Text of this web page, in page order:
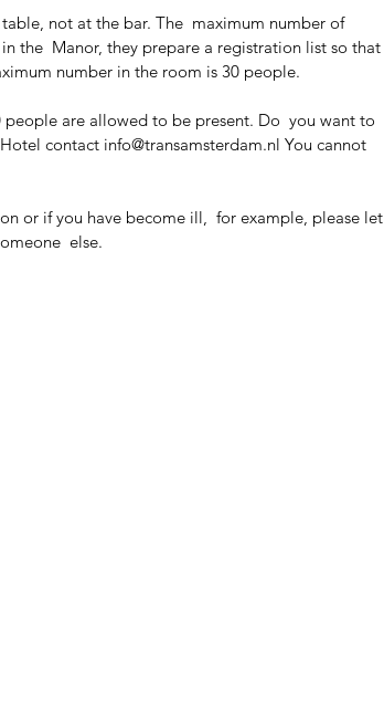
the  Manor, they prepare a registration list so that
number in the room is 30 people.
people are allowed to be present. Do  you want to
contact info@transamsterdam.nl You cannot
or if you have become ill,  for example, please let
else.